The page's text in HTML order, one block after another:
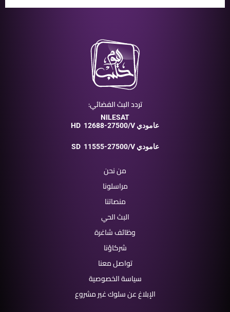
تردد البث الفضائي:
NILESAT
HD
12688-27500/V عامودي
SD 11555-27500/V عامودي
من نحن
مراسلونا
منصاتنا
البث الحي
وظائف شاغرة
شركاؤنا
تواصل معنا
سياسة الخصوصية
الإبلاغ عن سلوك غير مشروع